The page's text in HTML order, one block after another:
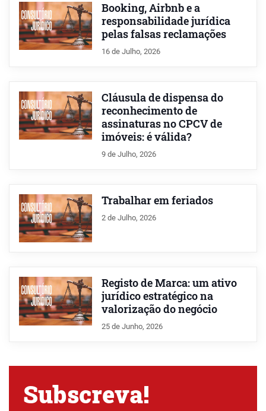
Booking, Airbnb e a
responsabilidade jurídica
pelas falsas reclamações
16 de Julho, 2026
Cláusula de dispensa do
reconhecimento de
assinaturas no CPCV de
imóveis: é válida?
9 de Julho, 2026
Trabalhar em feriados
2 de Julho, 2026
Registo de Marca: um ativo
jurídico estratégico na
valorização do negócio
25 de Junho, 2026
Subscreva!